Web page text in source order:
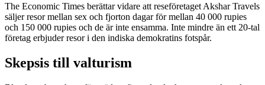
The Economic Times berättar vidare att reseföretaget Akshar Travels
säljer resor mellan sex och fjorton dagar för mellan 40 000 rupies
och 150 000 rupies och de är inte ensamma. Inte mindre än ett 20-tal
företag erbjuder resor i den indiska demokratins fotspår.
Skepsis till valturism